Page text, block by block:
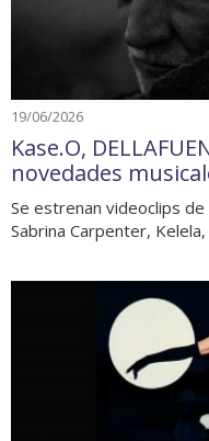
19/06/2026
Kase.O,
novedades
Se estrenan videoclips
Sabrina Carpenter,